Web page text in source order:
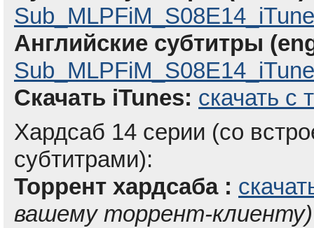
Английские субтитры
Скачать iTunes: скачать с
Хардсаб 14 серии (со
субтитрами):
Торрент хардсаба :
вашему торрент-клиенту)